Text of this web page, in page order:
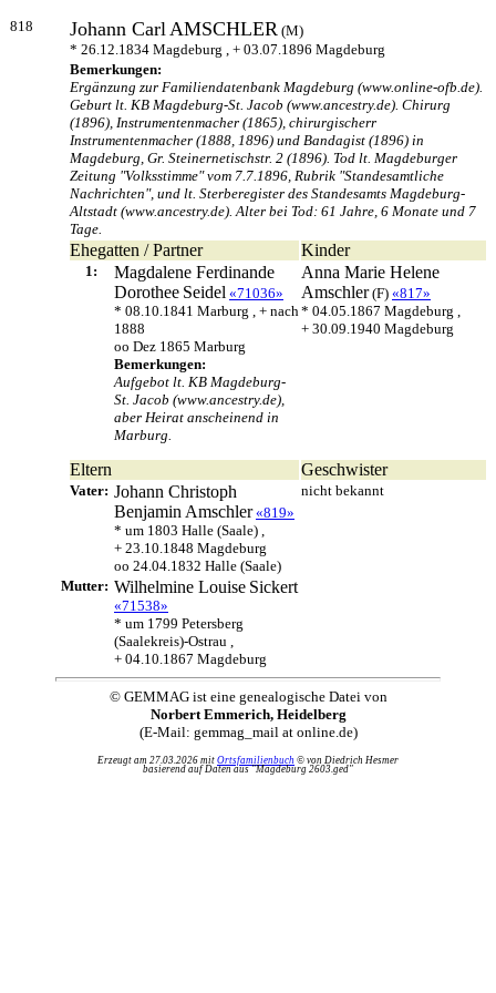
818 Johann CarlAMSCHLER (M)
* 26.12.1834 Magdeburg , + 03.07.1896 Magdeburg
Bemerkungen:
Ergänzung zur Familiendatenbank Magdeburg (www.online-ofb.de).
Geburt lt. KB Magdeburg-St. Jacob (www.ancestry.de). Chirurg
(1896), Instrumentenmacher (1865), chirurgischerr
Instrumentenmacher (1888, 1896) und Bandagist (1896) in
Magdeburg, Gr. Steinernetischstr. 2 (1896). Tod lt. Magdeburger
Zeitung "Volksstimme" vom 7.7.1896, Rubrik "Standesamtliche
Nachrichten", und lt. Sterberegister des Standesamts Magdeburg-
Altstadt (www.ancestry.de). Alter bei Tod: 61 Jahre, 6 Monate und 7
Tage.
Ehegatten / Partner Kinder
1:
Magdalene Ferdinande
Dorothee Seidel «71036»
* 08.10.1841 Marburg , + nach
1888
oo Dez 1865 Marburg
Bemerkungen:
Aufgebot lt. KB Magdeburg-
St. Jacob (www.ancestry.de),
aber Heirat anscheinend in
Marburg.
Anna Marie Helene
Amschler(F) «817»
* 04.05.1867 Magdeburg ,
+ 30.09.1940 Magdeburg
Eltern Geschwister
Vater: Johann Christoph
Benjamin Amschler «819»
* um 1803 Halle (Saale) ,
+ 23.10.1848 Magdeburg
oo 24.04.1832 Halle (Saale)
nicht bekannt
Mutter: Wilhelmine Louise Sickert
«71538»
* um 1799 Petersberg
(Saalekreis)-Ostrau ,
+ 04.10.1867 Magdeburg
© GEMMAG ist eine genealogische Datei von
Norbert Emmerich, Heidelberg
(E-Mail: gemmag_mail at online.de)
Erzeugt am 27.03.2026 mit Ortsfamilienbuch © von Diedrich Hesmer
basierend auf Daten aus "Magdeburg 2603.ged"